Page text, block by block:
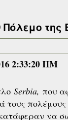
της
2:33:20 ΠΜ
Serbia, που
τους
να